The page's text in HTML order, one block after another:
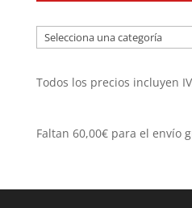
Selecciona
una
Todos los precios incluyen
Faltan 60,00€para el envío